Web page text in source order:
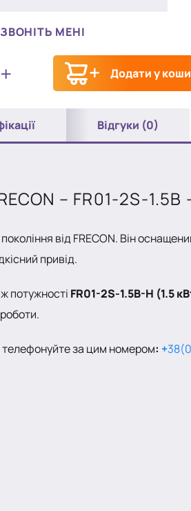
МЕНІ
+ Додати у
Відгуки (0)
– FR01-2S-
від FRECON. Він
привід.
потужності FR01-2S-1.5B-H (1.5
телефонуйте за цим номером: +